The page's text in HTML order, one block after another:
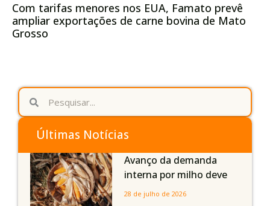
Com tarifas menores nos EUA, Famato prevê
ampliar exportações de carne bovina de Mato
Grosso
Últimas Notícias
Avanço da demanda
interna por milho deve
compensar aumento da
28 de julho de 2026